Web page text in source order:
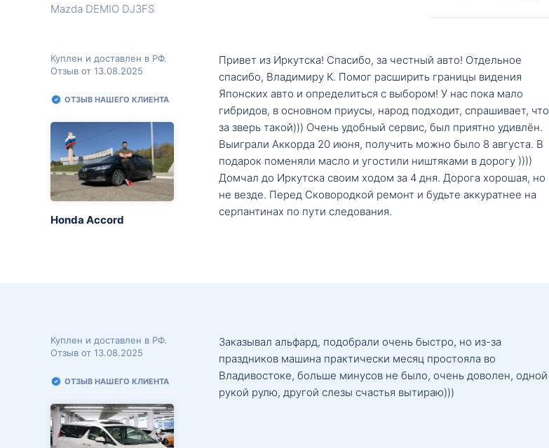
Mazda DEMIO DJ3FS
Куплен и доставлен в РФ.
Отзыв от 13.08.2025
ОТЗЫВ НАШЕГО КЛИЕНТА
Honda Accord
Привет из Иркутска! Спасибо, за честный авто! Отдельное
спасибо, Владимиру К. Помог расширить границы видения
Японских авто и определиться с выбором! У нас пока мало
гибридов, в основном приусы, народ подходит, спрашивает, что
за зверь такой))) Очень удобный сервис, был приятно удивлён.
Выиграли Аккорда 20 июня, получить можно было 8 августа. В
подарок поменяли масло и угостили ништяками в дорогу ))))
Домчал до Иркутска своим ходом за 4 дня. Дорога хорошая, но
не везде. Перед Сковородкой ремонт и будьте аккуратнее на
серпантинах по пути следования.
Куплен и доставлен в РФ.
Отзыв от 13.08.2025
ОТЗЫВ НАШЕГО КЛИЕНТА
Заказывал альфард, подобрали очень быстро, но из-за
праздников машина практически месяц простояла во
Владивостоке, больше минусов не было, очень доволен, одной
рукой рулю, другой слезы счастья вытираю)))